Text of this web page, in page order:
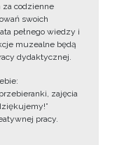
codzienne
swoich
pełnego wiedzy i
muzealne będą
dydaktycznej.
zajęcia
pracy.